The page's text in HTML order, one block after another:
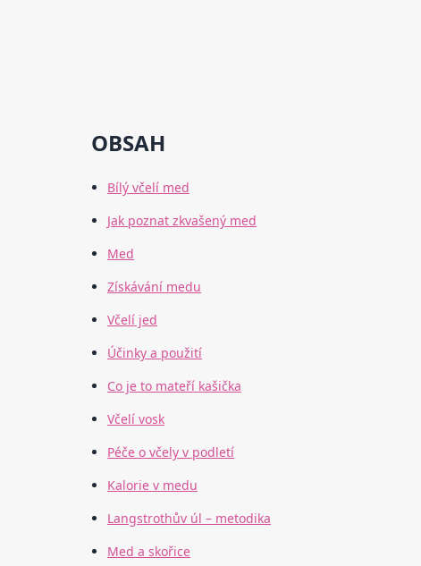
OBSAH
Bílý včelí med
Jak poznat zkvašený med
Med
Získávání medu
Včelí jed
Účinky a použití
Co je to mateří kašička
Včelí vosk
Péče o včely v podletí
Kalorie v medu
Langstrothův úl – metodika
Med a skořice